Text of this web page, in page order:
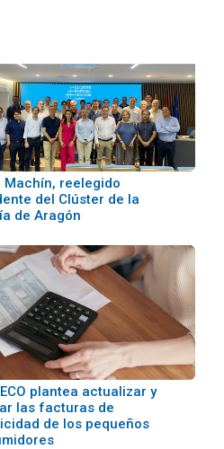
Machín, reelegido
del Clúster de la
de Aragón
plantea actualizar y
las facturas de
de los pequeños